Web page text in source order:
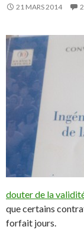
21 MARS 2014
douter de la
que certains
forfait jours.